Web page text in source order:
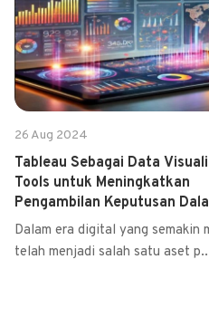
26 Aug 2024
Tableau Sebagai Data
Tools untuk Meningkatkan
Pengambilan Keputusan
Perencanaan Bisnis
Dalam era digital yang semakin
telah menjadi salah satu aset